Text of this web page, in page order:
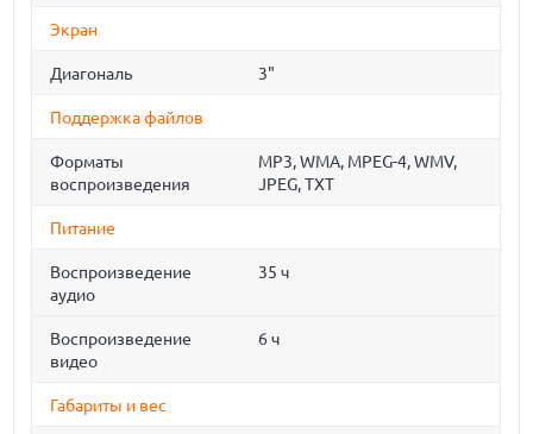
Экран
Диагональ 3"
Поддержка файлов
Форматы
воспроизведения
MP3, WMA, MPEG-4, WMV,
JPEG, TXT
Питание
Воспроизведение
аудио
35 ч
Воспроизведение
видео
6 ч
Габариты и вес